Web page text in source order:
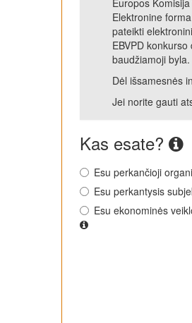
Elektronine
pateikti
EBVPD
baudžiamoji byla.
Dėl išsamesnės
Jei norite gauti
Kas esate?
Esu perkančioji
Esu perkantysis
Esu ekonominės